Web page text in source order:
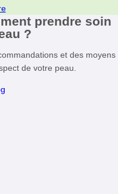
prendre soin
?
et des moyens
de votre peau.